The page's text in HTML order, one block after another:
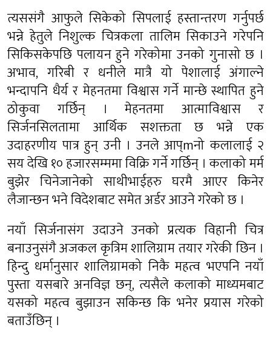
त्यससंगै आफुले सिकेको सिपलाई हस्तान्तरण गर्नुपर्छ
भन्ने हेतुले निशुल्क चित्रकला तालिम सिकाउने गरेपनि
सिकिसकेपछि पलायन हुने गरेकोमा उनको गुनासो छ ।
अभाव, गरिबी र धनीले मात्रै यो पेशालाई अंगाल्ने
भन्दापनि धैर्य र मेहनतमा विश्वास गर्ने मान्छे स्थापित हुने
ठोकुवा गर्छिन् । मेहनतमा आत्माविश्वास र
सिर्जनसिलतामा आर्थिक सशक्तता छ भन्ने एक
उदाहरणीय पात्र हुन् उनी । उनले आप्mनो कलालाई २
सय देखि १० हजारसम्ममा विक्रि गर्ने गर्छिन् । कलाको मर्म
बुझेर चिनेजानेको साथीभाईहरु घरमै आएर किनेर
लैजान्छन भने विदेशबाट समेत अर्डर आउने गरेको छ ।
नयाँ सिर्जनासंग उदाउने उनको प्रत्यक विहानी चित्र
बनाउनुसंगै अजकल कृत्रिम शालिग्राम तयार गरेकी छिन ।
हिन्दु धर्मानुसार शालिग्रामको निकै महत्व भएपनि नयाँ
पुस्ता यसबारे अनविज्ञ छन्, त्यसैले कलाको माध्यमबाट
यसको महत्व बुझाउन सकिन्छ कि भनेर प्रयास गरेको
बताउँछिन् ।